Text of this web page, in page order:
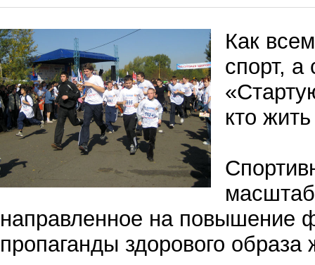
Как
спорт,
кто
направленное на повышение
пропаганды здорового образа